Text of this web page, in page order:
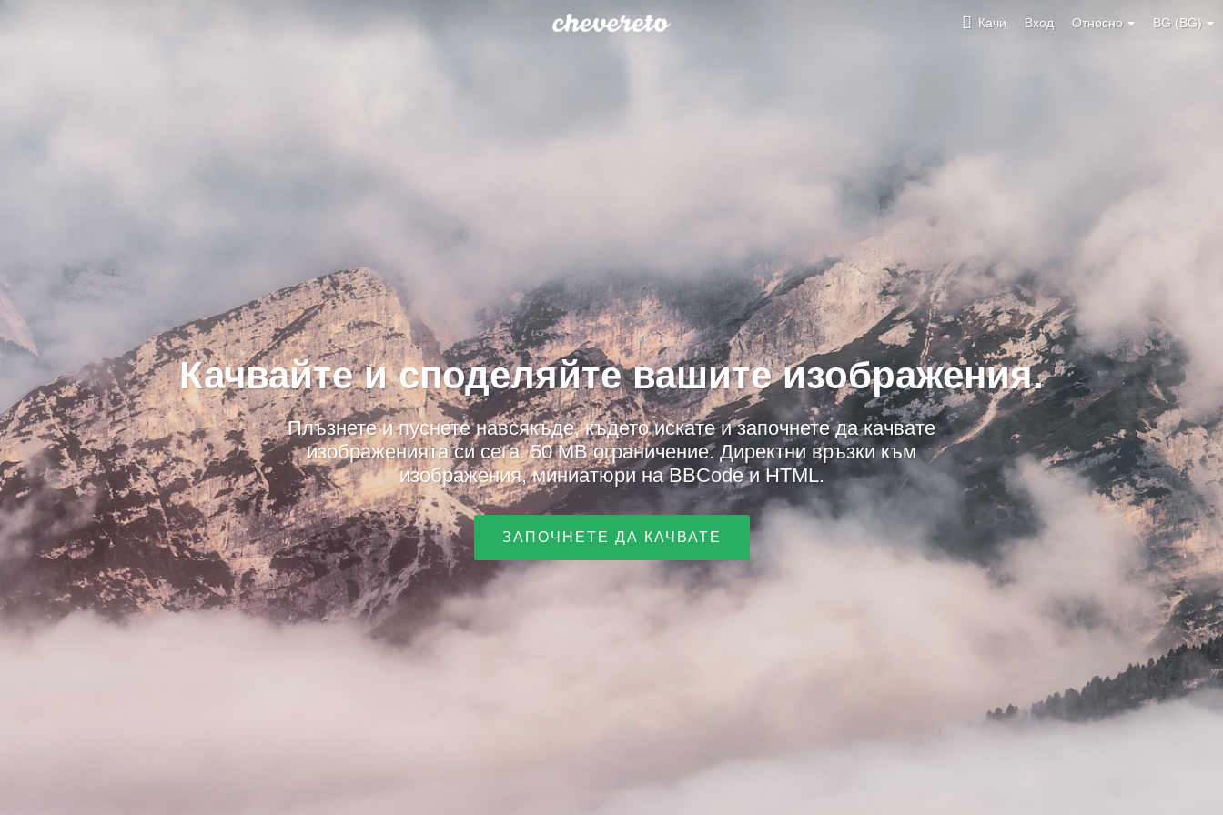
Качи Вход Относно BG (BG)
Качвайте и споделяйте вашите изображения.
Плъзнете и пуснете навсякъде, където искате и започнете да качвате
изображенията си сега. 50 MB ограничение. Директни връзки към
изображения, миниатюри на BBCode и HTML.
ЗАПОЧНЕТЕ ДА КАЧВАТЕ